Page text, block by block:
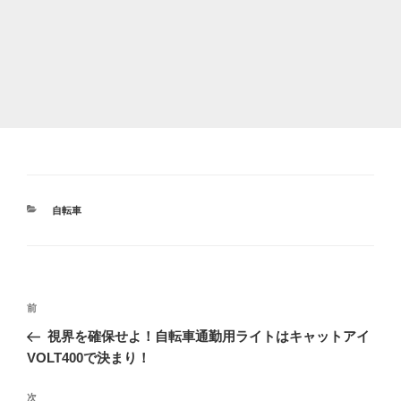
カ
自転車
投
ナ
前
の
投
前
視界を確保せよ！自転車通勤用ライトはキャットアイ
VOLT400で決まり！
次